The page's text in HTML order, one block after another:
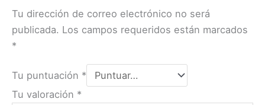
Tu dirección de correo electrónico no será
publicada. Los campos requeridos están marcados
*
Tu puntuación *
Tu valoración *